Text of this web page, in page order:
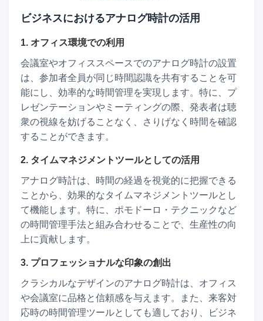
ビジネスにおけるアナログ時計の活用
1. オフィス環境での利用
会議室やオフィススペースでのアナログ時計の設置
は、参加者全員が同じ時間認識を共有することを可
能にし、効率的な時間管理を実現します。特に、プ
レゼンテーションやミーティングの際、発表者は聴
衆の視線を妨げることなく、さりげなく時間を確認
することができます。
2. タイムマネジメントツールとしての活用
アナログ時計は、時間の経過を視覚的に把握できる
ことから、効果的なタイムマネジメントツールとし
て機能します。特に、ポモドーロ・テクニックなど
の時間管理手法と組み合わせることで、生産性の向
上に貢献します。
3. プロフェッショナルな印象の創出
クラシカルなデザインのアナログ時計は、オフィス
や会議室に品格と信頼感を与えます。また、来客対
応時の時間管理ツールとしても適しており、ビジネ